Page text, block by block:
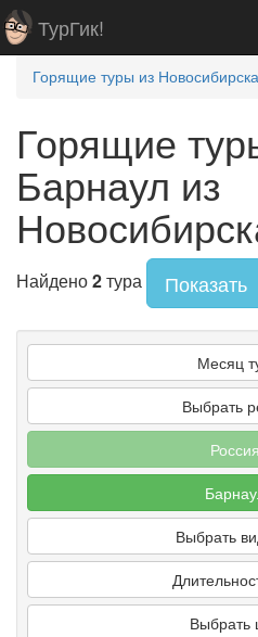
ТурГик!
Горящие туры из Новосибирска
Горящие
Барнаул из
Найдено2тура Показать
Месяц
Выбрать
Россия
Выбрать
Выбрать